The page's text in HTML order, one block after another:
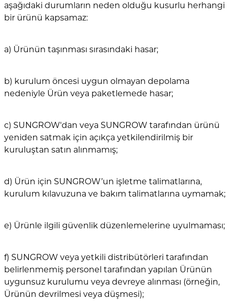
aşağıdaki durumların neden olduğu kusurlu herhangi
bir ürünü kapsamaz:
a) Ürünün taşınması sırasındaki hasar;
b) kurulum öncesi uygun olmayan depolama
nedeniyle Ürün veya paketlemede hasar;
c) SUNGROW'dan veya SUNGROW tarafından ürünü
yeniden satmak için açıkça yetkilendirilmiş bir
kuruluştan satın alınmamış;
d) Ürün için SUNGROW’un işletme talimatlarına,
kurulum kılavuzuna ve bakım talimatlarına uymamak;
e) Ürünle ilgili güvenlik düzenlemelerine uyulmaması;
f) SUNGROW veya yetkili distribütörleri tarafından
belirlenmemiş personel tarafından yapılan Ürünün
uygunsuz kurulumu veya devreye alınması (örneğin,
Ürünün devrilmesi veya düşmesi);